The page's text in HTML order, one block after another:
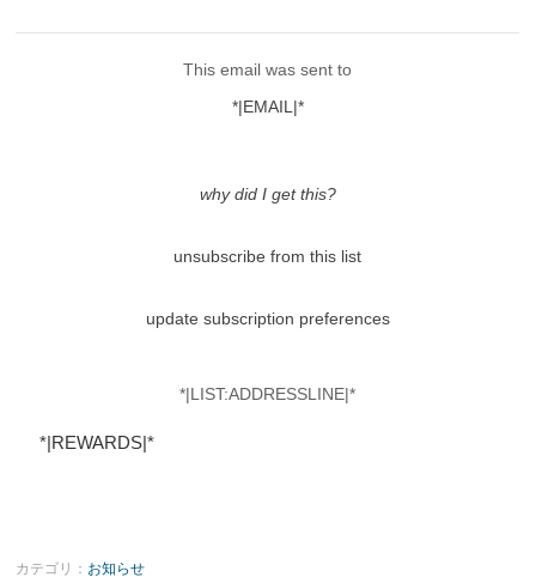
This email was sent to
*|EMAIL|*
why did I get this?
unsubscribe from this list
update subscription preferences
*|LIST:ADDRESSLINE|*
*|REWARDS|*
カテゴリ： お知らせ